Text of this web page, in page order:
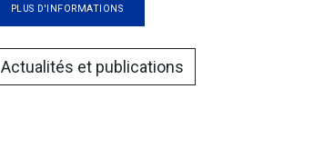
PLUS D'INFORMATIONS
Actualités et publications